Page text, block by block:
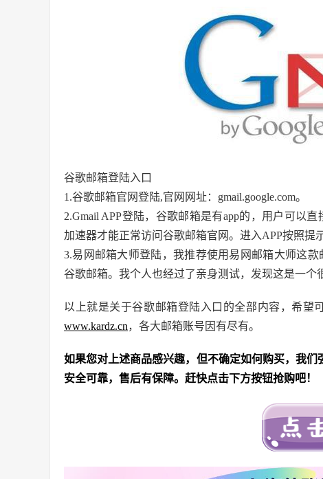
谷歌邮箱登陆入口
1.谷歌邮箱官网登陆,官网网址：gmail.google.com。
2.Gmail APP登陆，谷歌邮箱是有app的，用户可以
加速器才能正常访问谷歌邮箱官网。进入APP按照提
3.易网邮箱大师登陆，我推荐使用易网邮箱大师这
谷歌邮箱。我个人也经过了亲身测试，发现这是一个
以上就是关于谷歌邮箱登陆入口的全部内容，希望
www.kardz.cn，各大邮箱账号因有尽有。
如果您对上述商品感兴趣，但不确定如何购买，我们
安全可靠，售后有保障。赶快点击下方按钮抢购吧！